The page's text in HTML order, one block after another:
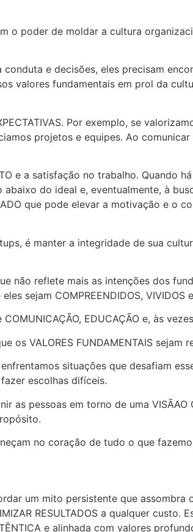
o poder de moldar a cultura
e decisões, eles precisam
valores fundamentais em prol da
Por exemplo, se
projetos e equipes. Ao comunicar
e a satisfação no trabalho. Quando
do ideal e, eventualmente, à
que pode elevar a motivação e o
é manter a integridade de sua
não reflete mais as intenções dos
sejam COMPREENDIDOS, VIVIDOS
EDUCAÇÃO e, às
VALORES FUNDAMENTAIS sejam
situações que desafiam
escolhas difíceis.
as pessoas em torno de uma VISÃAO
no coração de tudo o que
um mito persistente que
RESULTADOS a qualquer custo.
e alinhada com valores